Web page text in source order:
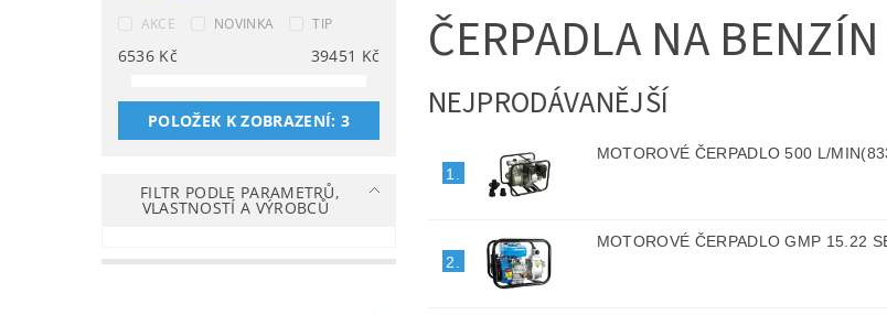
AKCE
NOVINKA TIP
6536 Kč 39451 Kč
POLOŽEK K ZOBRAZENÍ: 3
FILTR PODLE PARAMETRŮ,
VLASTNOSTÍ A VÝROBCŮ
ČERPADLA NA BENZÍN
NEJPRODÁVANĚJŠÍ
1.
MOTOROVÉ ČERPADLO 500 L/
2.
MOTOROVÉ ČERPADLO GMP 15.22